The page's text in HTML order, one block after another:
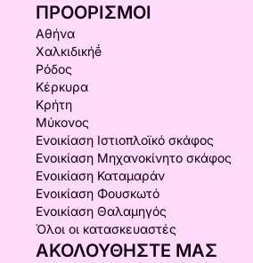
ΠΡΟΟΡΙΣΜΟΊ
Αθήνα
Χαλκιδικήḗ
Ρόδος
Κέρκυρα
Κρήτη
Μύκονος
Ενοικίαση Ιστιοπλοϊκό σκάφος
Ενοικίαση Μηχανοκίνητο σκάφος
Ενοικίαση Καταμαράν
Ενοικίαση Φουσκωτό
Ενοικίαση Θαλαμηγός
Όλοι οι κατασκευαστές
ΑΚΟΛΟΥΘΉΣΤΕ ΜΑΣ